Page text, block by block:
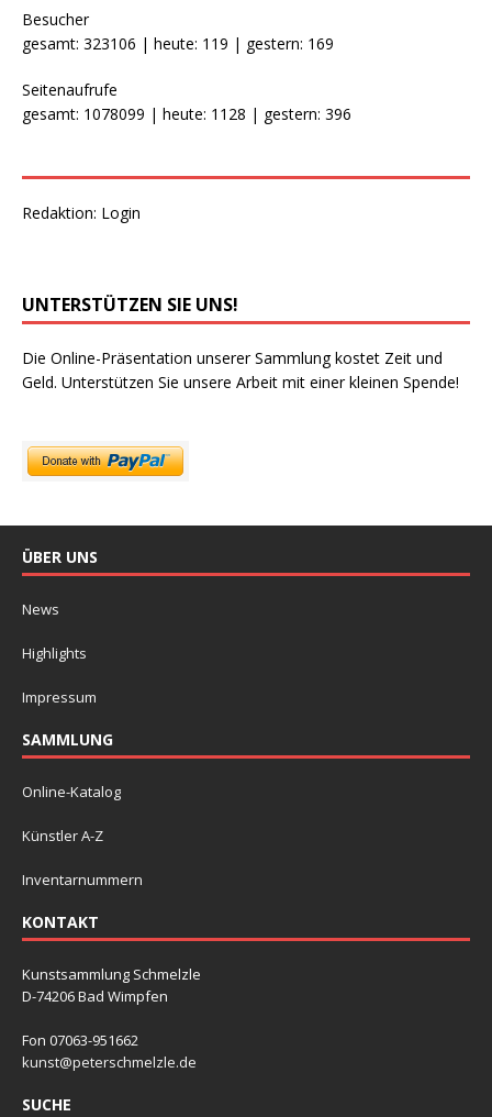
Besucher
gesamt: 323106 | heute: 119 | gestern: 169
Seitenaufrufe
gesamt: 1078099 | heute: 1128 | gestern: 396
Redaktion: Login
UNTERSTÜTZEN SIE UNS!
Die Online-Präsentation unserer Sammlung kostet Zeit und
Geld. Unterstützen Sie unsere Arbeit mit einer kleinen Spende!
ÜBER UNS
News
Highlights
Impressum
SAMMLUNG
Online-Katalog
Künstler A-Z
Inventarnummern
KONTAKT
Kunstsammlung Schmelzle
D-74206 Bad Wimpfen
Fon 07063-951662
kunst@peterschmelzle.de
SUCHE